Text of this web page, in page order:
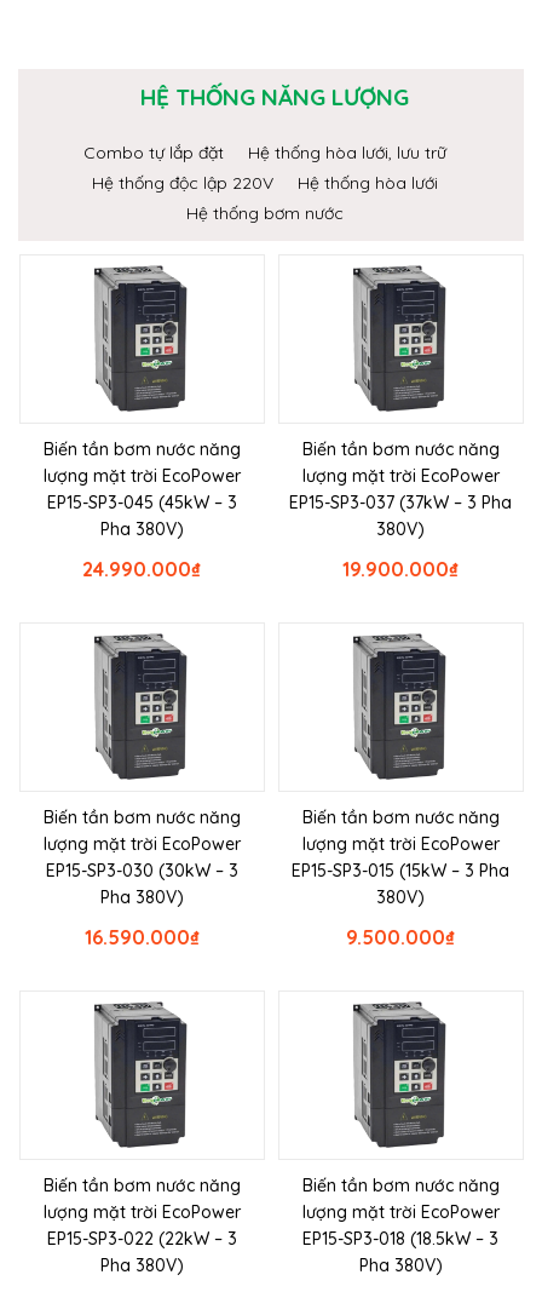
HỆ THỐNG NĂNG LƯỢNG
Combo tự lắp đặt
Hệ thống hòa lưới, lưu trữ
Hệ thống độc lập 220V
Hệ thống hòa lưới
Hệ thống bơm nước
Biến tần bơm nước năng
lượng mặt trời EcoPower
EP15-SP3-045 (45kW – 3
Pha 380V)
₫
24.990.000
Biến tần bơm nước năng
lượng mặt trời EcoPower
EP15-SP3-037 (37kW – 3 Pha
380V)
₫
19.900.000
Biến tần bơm nước năng
lượng mặt trời EcoPower
EP15-SP3-030 (30kW – 3
Pha 380V)
₫
16.590.000
Biến tần bơm nước năng
lượng mặt trời EcoPower
EP15-SP3-015 (15kW – 3 Pha
380V)
₫
9.500.000
Biến tần bơm nước năng
lượng mặt trời EcoPower
EP15-SP3-022 (22kW – 3
Pha 380V)
Biến tần bơm nước năng
lượng mặt trời EcoPower
EP15-SP3-018 (18.5kW – 3
Pha 380V)